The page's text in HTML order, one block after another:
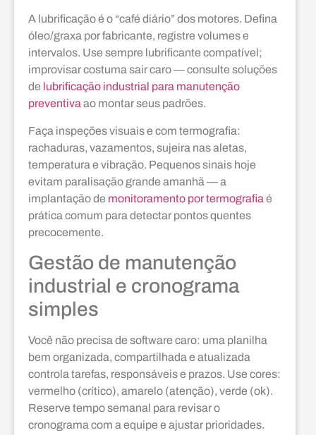
A lubrificação é o “café diário” dos motores. Defina
óleo/graxa por fabricante, registre volumes e
intervalos. Use sempre lubrificante compatível;
improvisar costuma sair caro — consulte soluções
de lubrificação industrial para manutenção
preventiva ao montar seus padrões.
Faça inspeções visuais e com termografia:
rachaduras, vazamentos, sujeira nas aletas,
temperatura e vibração. Pequenos sinais hoje
evitam paralisação grande amanhã — a
implantação de monitoramento por termografia é
prática comum para detectar pontos quentes
precocemente.
Gestão de manutenção
industrial e cronograma
simples
Você não precisa de software caro: uma planilha
bem organizada, compartilhada e atualizada
controla tarefas, responsáveis e prazos. Use cores:
vermelho (crítico), amarelo (atenção), verde (ok).
Reserve tempo semanal para revisar o
cronograma com a equipe e ajustar prioridades.